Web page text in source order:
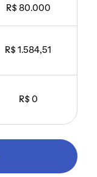
R$ 80.000
R$ 1.584,51
R$ 0